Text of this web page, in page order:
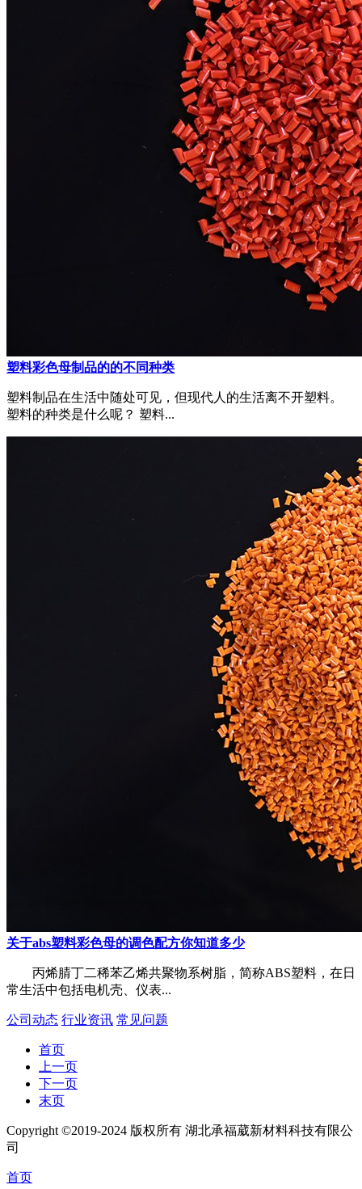
塑料彩色母制品的的不同种类
塑料制品在生活中随处可见，但现代人的生活离不开塑料。
塑料的种类是什么呢？ 塑料...
关于abs塑料彩色母的调色配方你知道多少
丙烯腈丁二稀苯乙烯共聚物系树脂，简称ABS塑料，在日
常生活中包括电机壳、仪表...
公司动态 行业资讯 常见问题
首页
上一页
下一页
末页
Copyright ©2019-2024 版权所有 湖北承福葳新材料科技有限公
司
首页